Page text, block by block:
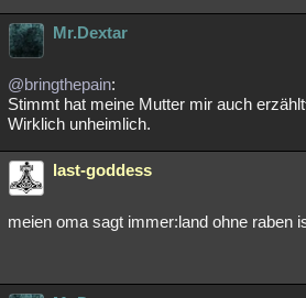
Mr.Dextar
@bringthepain:
Stimmt hat meine Mutter mir auch
Wirklich unheimlich.
last-goddess
meien oma sagt immer:land ohne raben